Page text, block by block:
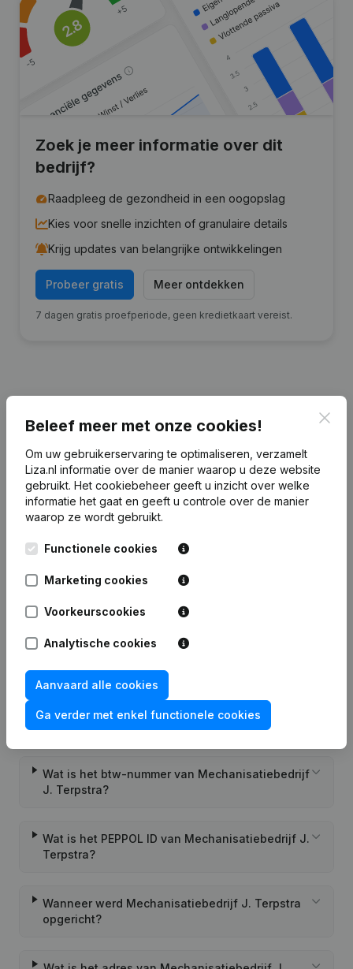
Zoek je meer informatie over dit
bedrijf?
Raadpleeg de gezondheid in een oogopslag
Kies voor snelle inzichten of granulaire details
Krijg updates van belangrijke ontwikkelingen
Probeer gratis Meer ontdekken
7 dagen gratis proefperiode, geen kredietkaart vereist.
Mechanisatiebedrijf J. Terpstra
2024 2023 2022 2021
Eigen
€
Wat is het KVK-nummer van Mechanisatiebedrijf
Wat is het btw-nummer van Mechanisatiebedrijf
J. Terpstra?
Wat is het PEPPOL ID van Mechanisatiebedrijf J.
Terpstra?
Wanneer werd Mechanisatiebedrijf J. Terpstra
opgericht?
Beleef meer met onze cookies!
Om uw gebruikerservaring te optimaliseren, verzamelt
Liza.nl informatie over de manier waarop u deze website
gebruikt. Het cookiebeheer geeft u inzicht over welke
informatie het gaat en geeft u controle over de manier
waarop ze wordt gebruikt.
Functionele cookies
Marketing cookies
Voorkeurscookies
Analytische cookies
Aanvaard alle cookies
Ga verder met enkel functionele cookies